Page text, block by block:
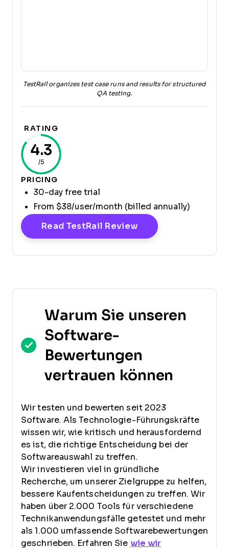
TestRail organizes test case runs and results for structured
QA testing.
RATING
4.3
/5
PRICING
30-day free trial
From $38/user/month (billed annually)
Read TestRail ReviewOpens New Window
Warum Sie unseren
Software-
Bewertungen
vertrauen können
Wir testen und bewerten seit 2023
Software. Als Technologie-Führungskräfte
wissen wir, wie kritisch und herausfordernd
es ist, die richtige Entscheidung bei der
Softwareauswahl zu treffen.
Wir investieren viel in gründliche
Recherche, um unserer Zielgruppe zu helfen,
bessere Kaufentscheidungen zu treffen. Wir
haben über 2.000 Tools für verschiedene
Technikanwendungsfälle getestet und mehr
als 1.000 umfassende Softwarebewertungen
geschrieben. Erfahren Sie wie wir